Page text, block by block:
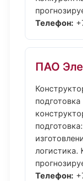
Телефон:
ПАО
логистика.
Телефон: